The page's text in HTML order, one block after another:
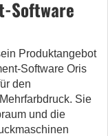
Software
Produktangebot
Software Oris
den
Sie
und die